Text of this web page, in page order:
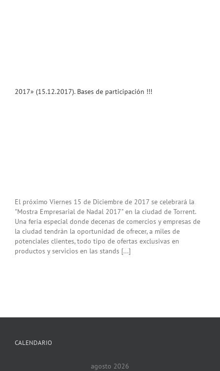
2017» (15.12.2017). Bases de participación !!!
El próximo Viernes 15 de Diciembre de 2017 se celebrará la
"Mostra Empresarial de Nadal 2017" en la ciudad de Torrent.
Una feria especial donde decenas de comercios y empresas de
la ciudad tendrán la oportunidad de ofrecer, a miles de
potenciales clientes, todo tipo de ofertas exclusivas en
productos y servicios en las stands [...]
CALENDARIO
agosto 2026